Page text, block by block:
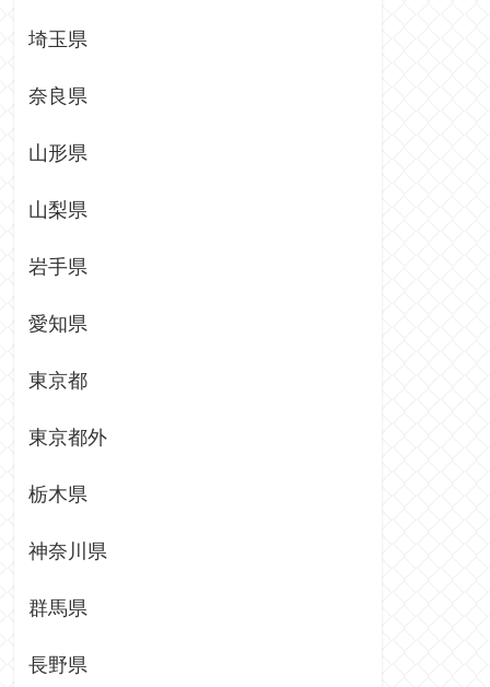
埼玉県
奈良県
山形県
山梨県
岩手県
愛知県
東京都
東京都外
栃木県
神奈川県
群馬県
長野県